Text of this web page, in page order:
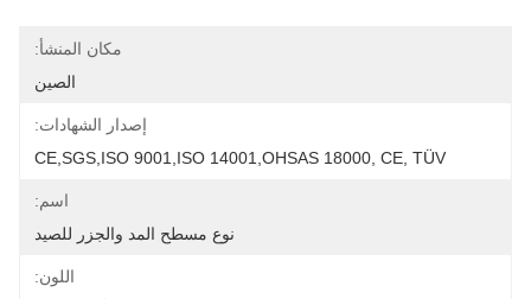
مكان المنشأ:
الصين
إصدار الشهادات:
CE,SGS,ISO 9001,ISO 14001,OHSAS 18000, CE, TÜV
اسم:
نوع مسطح المد والجزر للصيد
اللون: